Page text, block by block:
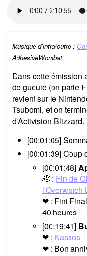
Musique d'intro/outro :
AdhesiveWombat.
Dans cette émission
de gueule (on parle
revient sur le
Tsubomi, et on
d'Activision-Blizzard.
[00:01:05]
[00:01:39] Coup
[00:01:48]
🫡 : Fin de
l'Overwatch
❤ : Fini
40 heures
[00:19:41]
❤ : Kassos
❤ : Bon